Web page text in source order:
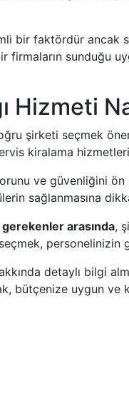
bir faktördür ancak
sunduğu
Hizmeti
şirketi seçmek
kiralama
ve güvenliğini
sağlanmasına
arasında,
detaylı bilgi
bütçenize uygun